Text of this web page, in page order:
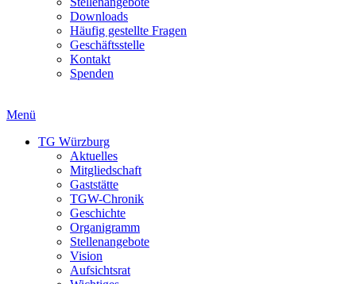
Downloads
Häufig gestellte Fragen
Geschäftsstelle
Kontakt
Spenden
Menü
TG Würzburg
Aktuelles
Mitgliedschaft
Gaststätte
TGW-Chronik
Geschichte
Organigramm
Stellenangebote
Vision
Aufsichtsrat